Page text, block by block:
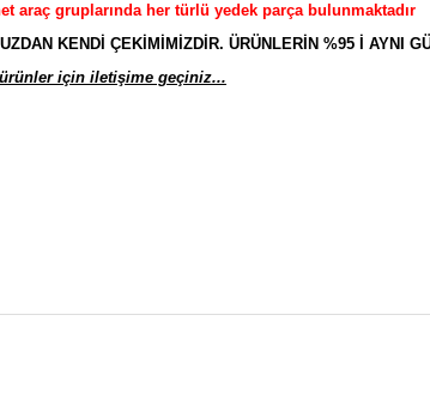
araç gruplarında her türlü yedek parça bulunmaktadır
KENDİ ÇEKİMİMİZDİR. ÜRÜNLERİN %95 İ AYNI
ürünler için iletişime geçiniz...